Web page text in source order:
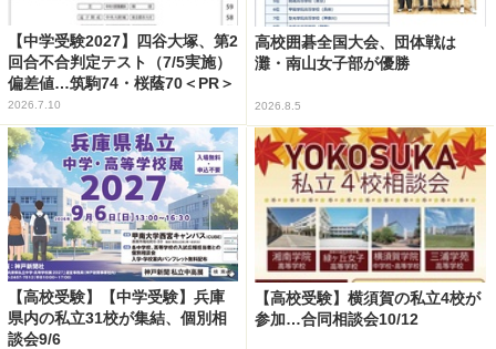
【中学受験2027】四谷大塚、第2
回合不合判定テスト（7/5実施）
偏差値…筑駒74・桜蔭70＜PR＞
2026.7.10
高校囲碁全国大会、団体戦は
灘・南山女子部が優勝
2026.8.5
【高校受験】【中学受験】兵庫
県内の私立31校が集結、個別相
談会9/6
【高校受験】横須賀の私立4校が
参加…合同相談会10/12